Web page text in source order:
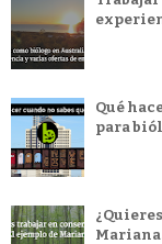
Qué
para